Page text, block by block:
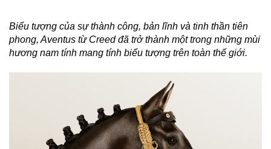
Biểu tượng của sự thành công, bản lĩnh và tinh thần tiên
phong, Aventus từ Creed đã trở thành một trong những mùi
hương nam tính mang tính biểu tượng trên toàn thế giới.